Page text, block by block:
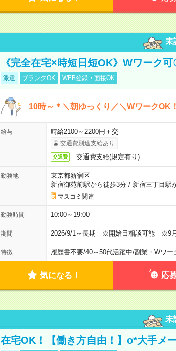
未
《完全在宅×時短日短OK》Wワーク
派遣 ブランクOK WEB登録・面接OK
10時～＊＼朝ゆっくり／＼WワークOK
給与 時給2100～2200円＋交
交通費別途支給あり
交通費 交通費支給(規定有り)
勤務地
東京都新宿区
新宿御苑前駅から徒歩3分/ 新宿三丁目駅
マスコミ関連
勤務時間 10:00～19:00
期間 2026/9/1～長期 ※開始日相談可能 ※9月
特徴 履歴書不要/40～50代活躍中/副業・Wワー
気になる！ 応
未
在宅OK！【働き方自由！】o*大手メ